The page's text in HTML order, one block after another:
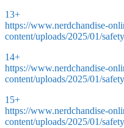
13+
https://www.nerdchandise-
content/uploads/2025/01/
14+
https://www.nerdchandise-
content/uploads/2025/01/
15+
https://www.nerdchandise-
content/uploads/2025/01/